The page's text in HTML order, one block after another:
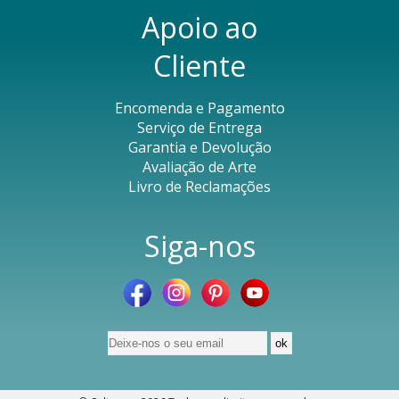
Apoio ao
Cliente
Encomenda e Pagamento
Serviço de Entrega
Garantia e Devolução
Avaliação de Arte
Livro de Reclamações
Siga-nos